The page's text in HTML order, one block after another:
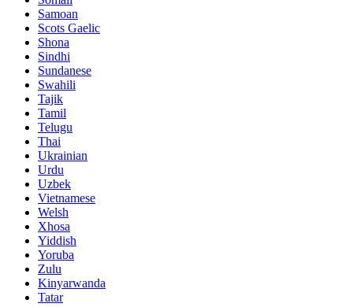
Samoan
Scots Gaelic
Shona
Sindhi
Sundanese
Swahili
Tajik
Tamil
Telugu
Thai
Ukrainian
Urdu
Uzbek
Vietnamese
Welsh
Xhosa
Yiddish
Yoruba
Zulu
Kinyarwanda
Tatar